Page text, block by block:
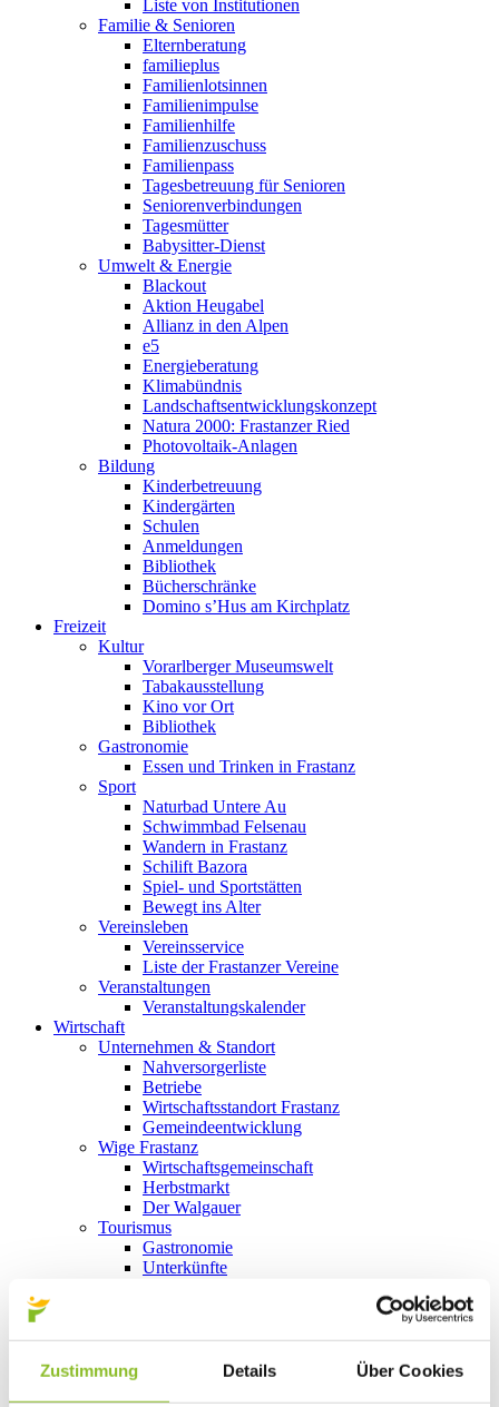
Zustimmung Details Über Cookies
Liste von Institutionen
Familie & Senioren
Elternberatung
familieplus
Familienlotsinnen
Familienimpulse
Familienhilfe
Familienzuschuss
Familienpass
Tagesbetreuung für Senioren
Seniorenverbindungen
Tagesmütter
Babysitter-Dienst
Umwelt & Energie
Blackout
Aktion Heugabel
Allianz in den Alpen
e5
Energieberatung
Klimabündnis
Landschaftsentwicklungskonzept
Natura 2000: Frastanzer Ried
Photovoltaik-Anlagen
Bildung
Kinderbetreuung
Kindergärten
Schulen
Anmeldungen
Bibliothek
Bücherschränke
Domino s’Hus am Kirchplatz
Freizeit
Kultur
Vorarlberger Museumswelt
Tabakausstellung
Kino vor Ort
Bibliothek
Gastronomie
Essen und Trinken in Frastanz
Sport
Naturbad Untere Au
Schwimmbad Felsenau
Wandern in Frastanz
Schilift Bazora
Spiel- und Sportstätten
Bewegt ins Alter
Vereinsleben
Vereinsservice
Liste der Frastanzer Vereine
Veranstaltungen
Veranstaltungskalender
Wirtschaft
Unternehmen & Standort
Nahversorgerliste
Betriebe
Wirtschaftsstandort Frastanz
Gemeindeentwicklung
Wige Frastanz
Wirtschaftsgemeinschaft
Herbstmarkt
Der Walgauer
Tourismus
Gastronomie
Unterkünfte
Vorarlberger Museumswelt
Tabakausstellung